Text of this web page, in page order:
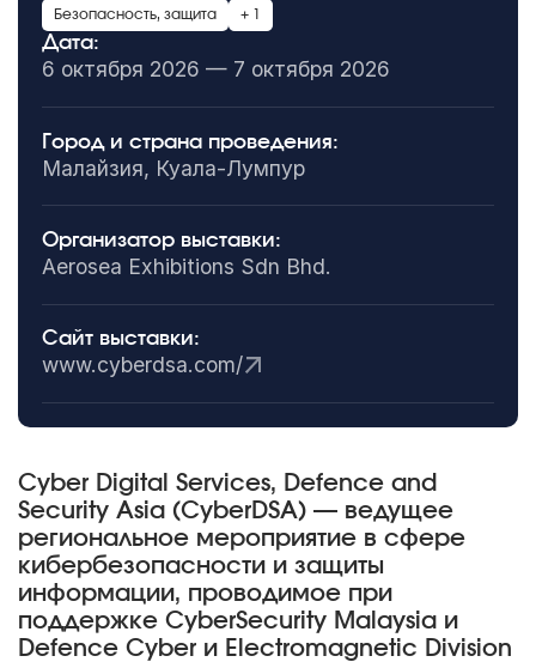
Безопасность, защита + 1
Дата:
6 октября 2026 — 7 октября 2026
Город и страна проведения:
Малайзия, Куала-Лумпур
Организатор выставки:
Aerosea Exhibitions Sdn Bhd.
Сайт выставки:
www.cyberdsa.com/
Cyber Digital Services, Defence and
Security Asia (CyberDSA) — ведущее
региональное мероприятие в сфере
кибербезопасности и защиты
информации, проводимое при
поддержке CyberSecurity Malaysia и
Defence Cyber и Electromagnetic Division